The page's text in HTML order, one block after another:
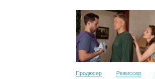
Продюсер Режиссер